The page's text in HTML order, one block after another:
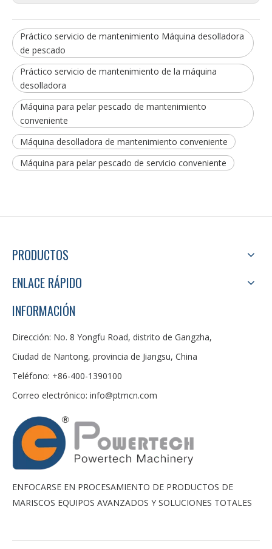
Línea de procesamiento de bagre de higiene de seguridad alimentaria Línea de procesamiento de bagre de grado alimenticio industrial
Práctico servicio de mantenimiento Máquina desolladora
de pescado
Práctico servicio de mantenimiento de la máquina
desolladora
Máquina para pelar pescado de mantenimiento
conveniente
Máquina desolladora de mantenimiento conveniente
Máquina para pelar pescado de servicio conveniente
PRODUCTOS
ENLACE RÁPIDO
INFORMACIÓN
Dirección: No. 8 Yongfu Road, distrito de Gangzha,
Ciudad de Nantong, provincia de Jiangsu, China
Teléfono: +86-400-1390100
Correo electrónico: info@ptmcn.com
ENFOCARSE EN PROCESAMIENTO DE PRODUCTOS DE
MARISCOS EQUIPOS AVANZADOS Y SOLUCIONES TOTALES